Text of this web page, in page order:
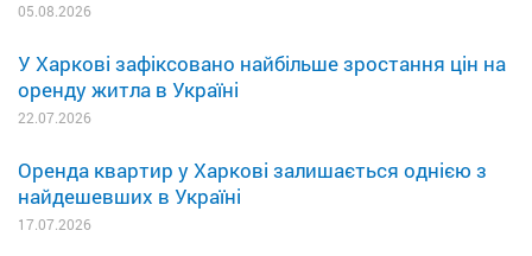
05.08.2026
У Харкові зафіксовано найбільше зростання цін на
оренду житла в Україні
22.07.2026
Оренда квартир у Харкові залишається однією з
найдешевших в Україні
17.07.2026